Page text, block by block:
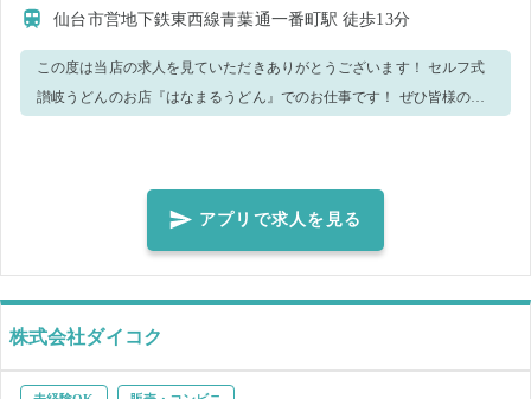
仙台市営地下鉄東西線青葉通一番町駅徒歩13分
この度は当店の求人を見ていただきありがとうございます！ セルフ式
讃岐うどんのお店『はなまるうどん』でのお仕事です！ ぜひ皆様のご
願いすることもございます。 ご了承くださいませ。 繁盛店のためテキ
パキとスピーディーに働ける方のご応募お待ちしております！ 未経験
の方でも応募しやすいように洗い場の業務マニュアルを作成したの
で、皆様奮ってご応募ください◎ 分からないことは周りのスタッフに
聞いてくださいね！優しく丁寧にお教えします♪ 勤務終了後には従業員
割引で、賄いをご利用いただけます。 ご希望の場合は、スタッフまで
応出来かねる場合がございますのでご了承ください。 制服はS〜Lサイ
アプリで求人を見る
株式会社ダイコク